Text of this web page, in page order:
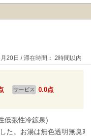
20日 / 滞在時間： 2時間以内
サービス 0.0点
低張性冷鉱泉)
た。お湯は無色透明無臭ﾇ